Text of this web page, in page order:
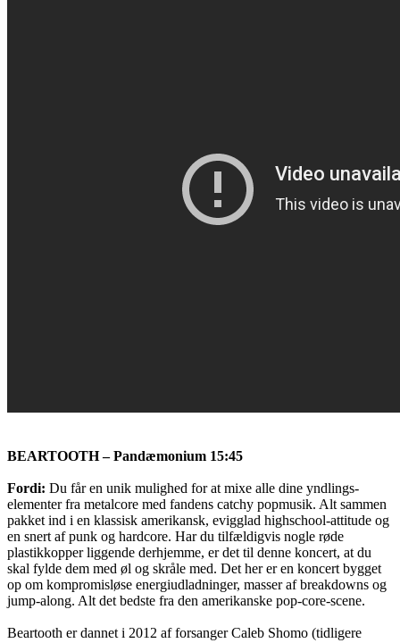
BEARTOOTH – Pandæmonium 15:45
Fordi: Du får en unik mulighed for at mixe alle dine yndlings-
elementer fra metalcore med fandens catchy popmusik. Alt sammen
pakket ind i en klassisk amerikansk, evigglad highschool-attitude og
en snert af punk og hardcore. Har du tilfældigvis nogle røde
plastikkopper liggende derhjemme, er det til denne koncert, at du
skal fylde dem med øl og skråle med. Det her er en koncert bygget
op om kompromisløse energiudladninger, masser af breakdowns og
jump-along. Alt det bedste fra den amerikanske pop-core-scene.
Beartooth er dannet i 2012 af forsanger Caleb Shomo (tidligere